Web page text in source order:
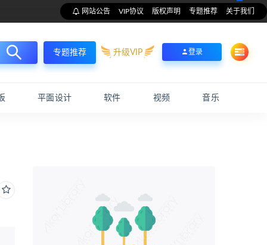
网站公告 VIP协议 版权声明 专题推荐 关于我们
专题推荐 升级VIP 登录
平面设计 软件 视频 音乐